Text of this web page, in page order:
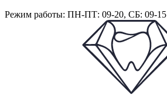
Режим работы: ПН-ПТ: 09-20, СБ: 09-15